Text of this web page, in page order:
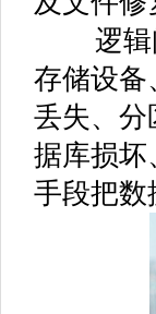
逻辑问
存储设备
丢失、分
据库损坏
手段把数